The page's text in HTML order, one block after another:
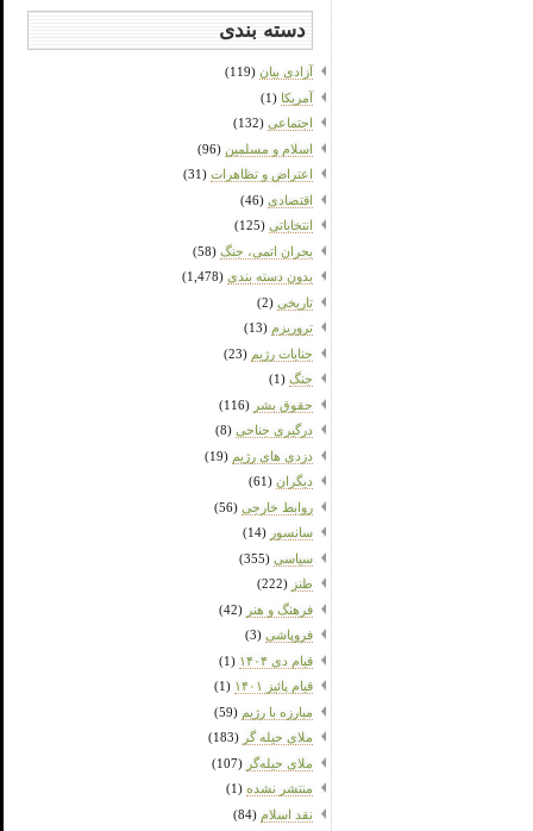
دسته بندی
آزادی بیان (119)
آمریکا (1)
اجتماعی (132)
اسلام و مسلمین (96)
اعتراض و تظاهرات (31)
اقتصادی (46)
انتخاباتی (125)
بحران اتمی، جنگ (58)
بدون دسته بندی (1,478)
تاریخی (2)
تروریزم (13)
جنایات رژیم (23)
جنگ (1)
حقوق بشر (116)
درگیری جناحی (8)
دزدی های رژیم (19)
دیگران (61)
روابط خارجی (56)
سانسور (14)
سیاسی (355)
طنز (222)
فرهنگ و هنر (42)
فروپاشی (3)
قیام دی ۱۴۰۴
(1)
قیام پائیز ۱۴۰۱
(1)
مبارزه با رژیم (59)
ملای حیله گر (183)
ملای حیله‌گر (107)
منتشر نشده (1)
نقد اسلام (84)